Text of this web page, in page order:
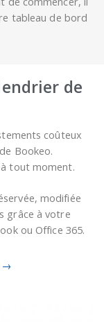
tableau de bord
de
coûteux
Bookeo.
tout moment.
modifiée
grâce à votre
ou Office 365.
→